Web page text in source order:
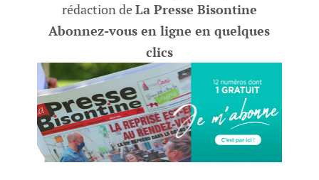
rédaction deLa Presse Bisontine
Abonnez-vous en ligne en quelques
clics